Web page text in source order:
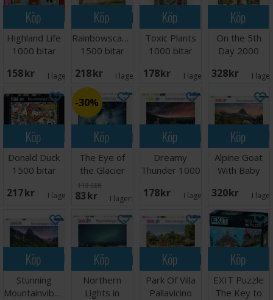
Köp
Highland Life
1000 bitar
158 SEK I lager: 1
Köp
Rainbowscape
1500 bitar
218 SEK I lager:
Köp
Toxic Plants
1000 bitar
178 SEK I lager: 2
Köp
On the 5th
Day 2000
328 SEK I
Köp
Donald Duck
1500 bitar
217 SEK I lager: 3
Köp
30%
The Eye of
the Glacier
500 bitar
118 SEK
83 SEK I lager:
Köp
Dreamy
Thunder 1000
178 SEK I lager: 2
Köp
Alpine Goat
With Baby
320 SEK I
Köp
Stunning
Mountainvibes
Köp
Northern
Lights in
Köp
Park Of Villa
Pallavicino
Köp
EXIT Puzzle
The Key to